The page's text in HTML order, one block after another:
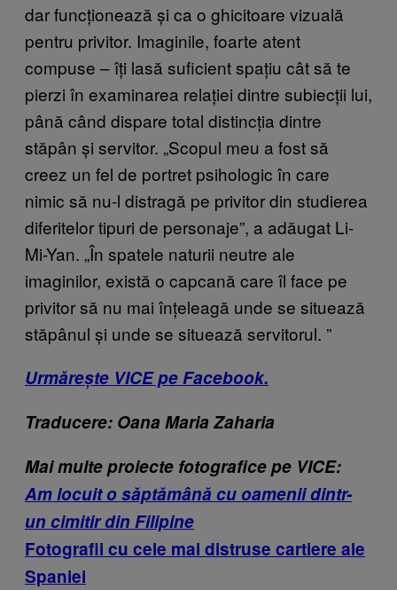
dar funcționează și ca o ghicitoare vizuală
pentru privitor. Imaginile, foarte atent
compuse – îți lasă suficient spațiu cât să te
pierzi în examinarea relației dintre subiecții lui,
până când dispare total distincția dintre
stăpân și servitor. „Scopul meu a fost să
creez un fel de portret psihologic în care
nimic să nu-l distragă pe privitor din studierea
diferitelor tipuri de personaje”, a adăugat Li-
Mi-Yan. „În spatele naturii neutre ale
imaginilor, există o capcană care îl face pe
privitor să nu mai înțeleagă unde se situează
stăpânul și unde se situează servitorul. ”
Urmărește VICE pe Facebook.
Traducere: Oana Maria Zaharia
Mai multe proiecte fotografice pe VICE:
Am locuit o săptămână cu oamenii dintr-
un cimitir din Filipine
Fotografii cu cele mai distruse cartiere ale
Spaniei